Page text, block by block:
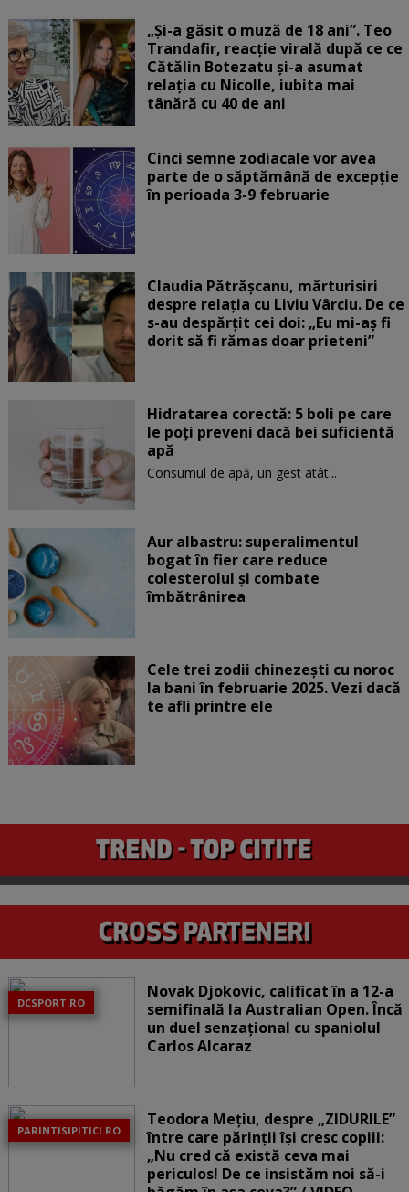
„Și-a găsit o muză de 18 ani”. Teo
Trandafir, reacție virală după ce ce
Cătălin Botezatu și-a asumat
relația cu Nicolle, iubita mai
tânără cu 40 de ani
Cinci semne zodiacale vor avea
parte de o săptămână de excepție
în perioada 3-9 februarie
Claudia Pătrășcanu, mărturisiri
despre relația cu Liviu Vârciu. De ce
s-au despărțit cei doi: „Eu mi-aș fi
dorit să fi rămas doar prieteni”
Hidratarea corectă: 5 boli pe care
le poți preveni dacă bei suficientă
apă
Consumul de apă, un gest atât...
Aur albastru: superalimentul
bogat în fier care reduce
colesterolul și combate
îmbătrânirea
Cele trei zodii chinezești cu noroc
la bani în februarie 2025. Vezi dacă
te afli printre ele
DCSPORT.RO
Novak Djokovic, calificat în a 12-a
semifinală la Australian Open. Încă
un duel senzațional cu spaniolul
Carlos Alcaraz
PARINTISIPITICI.RO
Teodora Mețiu, despre „ZIDURILE”
între care părinții își cresc copiii:
„Nu cred că există ceva mai
periculos! De ce insistăm noi să-i